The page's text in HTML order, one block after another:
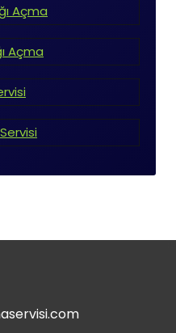
Açma
Açma